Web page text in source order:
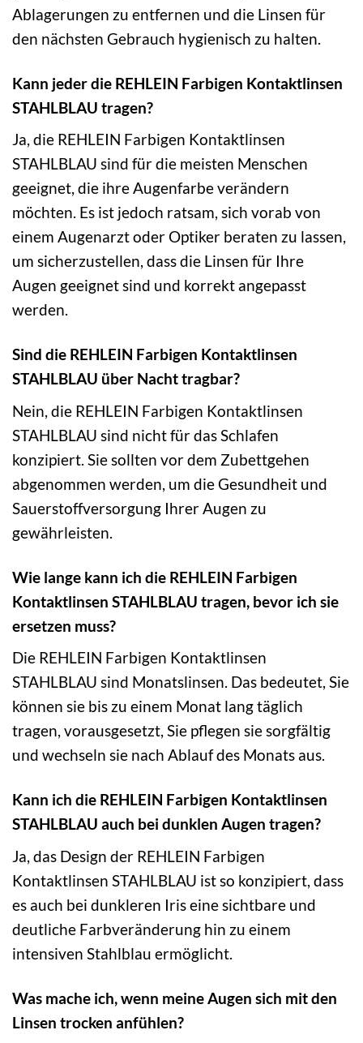
Ablagerungen zu entfernen und die Linsen für
den nächsten Gebrauch hygienisch zu halten.
Kann jeder die REHLEIN Farbigen Kontaktlinsen
STAHLBLAU tragen?
Ja, die REHLEIN Farbigen Kontaktlinsen
STAHLBLAU sind für die meisten Menschen
geeignet, die ihre Augenfarbe verändern
möchten. Es ist jedoch ratsam, sich vorab von
einem Augenarzt oder Optiker beraten zu lassen,
um sicherzustellen, dass die Linsen für Ihre
Augen geeignet sind und korrekt angepasst
werden.
Sind die REHLEIN Farbigen Kontaktlinsen
STAHLBLAU über Nacht tragbar?
Nein, die REHLEIN Farbigen Kontaktlinsen
STAHLBLAU sind nicht für das Schlafen
konzipiert. Sie sollten vor dem Zubettgehen
abgenommen werden, um die Gesundheit und
Sauerstoffversorgung Ihrer Augen zu
gewährleisten.
Wie lange kann ich die REHLEIN Farbigen
Kontaktlinsen STAHLBLAU tragen, bevor ich sie
ersetzen muss?
Die REHLEIN Farbigen Kontaktlinsen
STAHLBLAU sind Monatslinsen. Das bedeutet, Sie
können sie bis zu einem Monat lang täglich
tragen, vorausgesetzt, Sie pflegen sie sorgfältig
und wechseln sie nach Ablauf des Monats aus.
Kann ich die REHLEIN Farbigen Kontaktlinsen
STAHLBLAU auch bei dunklen Augen tragen?
Ja, das Design der REHLEIN Farbigen
Kontaktlinsen STAHLBLAU ist so konzipiert, dass
es auch bei dunkleren Iris eine sichtbare und
deutliche Farbveränderung hin zu einem
intensiven Stahlblau ermöglicht.
Was mache ich, wenn meine Augen sich mit den
Linsen trocken anfühlen?